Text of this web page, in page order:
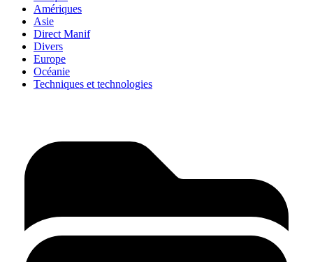
Amériques
Asie
Direct Manif
Divers
Europe
Océanie
Techniques et technologies